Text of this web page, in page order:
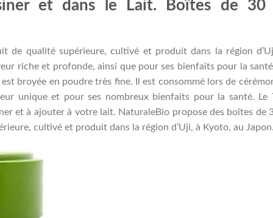
et dans le Lait. Boîtes de 30
de qualité supérieure, cultivé et produit dans la région
riche et profonde, ainsi que pour ses bienfaits pour la
broyée en poudre très fine. Il est consommé lors de
unique et pour ses nombreux bienfaits pour la santé. Le
et à ajouter à votre lait. NaturaleBio propose des boîtes de
cultivé et produit dans la région d’Uji, à Kyoto, au